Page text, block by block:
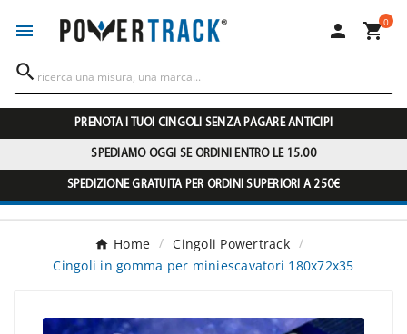
  0

PRENOTA I TUOI CINGOLI SENZA PAGARE ANTICIPI
SPEDIAMO OGGI SE ORDINI ENTRO LE 15.00
SPEDIZIONE GRATUITA PER ORDINI SUPERIORI A 250€
Home
Cingoli Powertrack
Cingoli in gomma per miniescavatori 180x72x35